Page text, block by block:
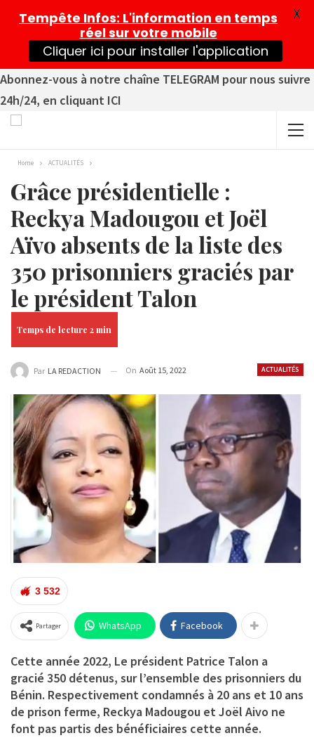
Abonnez-vous à notre chaîne TELEGRAM pour nous suivre
24h/24, en cliquant ICI
Home ACTUALITÉS
Grâce présidentielle :
Reckya Madougou et Joël
Aïvo absents de la liste des
350 prisonniers graciés par
le président Talon
ACTUALITÉS
Par LA REDACTION On Août 15, 2022
3 532
Partager WhatsApp Facebook
Cette année 2022, Le président Patrice Talon a
gracié 350 détenus, sur l’ensemble des prisonniers du
Bénin. Respectivement condamnés à 20 ans et 10 ans
de prison ferme, Reckya Madougou et Joël Aivo ne
font pas partis des bénéficiaires cette année.
Tempête Infos: L'information en temps
réel sur votre mobile
Cliquer ici pour installer l'application
X